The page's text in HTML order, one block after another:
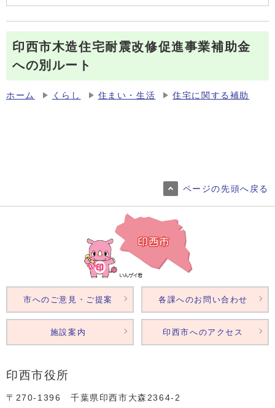
印西市木造住宅耐震改修促進事業補助金
への別ルート
ホーム くらし 住まい・生活 住宅に関する補助
ページの先頭へ戻る
印西市役所
〒270-1396 千葉県印西市大森2364‐2
市へのご意見・ご提案 各課へのお問い合わせ
施設案内 印西市へのアクセス